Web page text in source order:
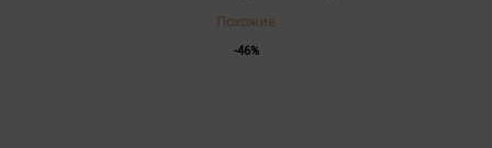
Похожие
-46%